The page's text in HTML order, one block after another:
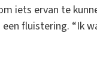
iets ervan te
fluistering. “Ik